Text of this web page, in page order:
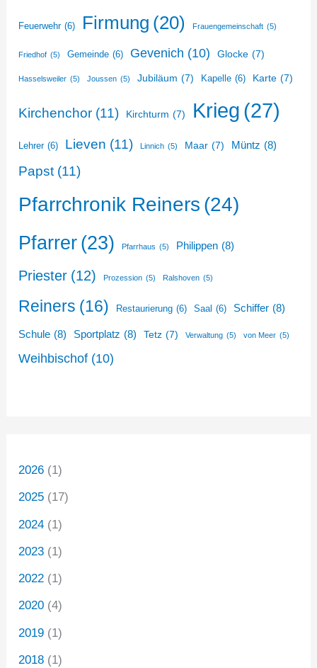
Feuerwehr (6) Firmung (20) Frauengemeinschaft (5)
Friedhof (5) Gemeinde (6) Gevenich (10) Glocke (7)
Hasselsweiler (5) Joussen (5) Jubiläum (7) Kapelle (6) Karte (7)
Kirchenchor (11) Kirchturm (7) Krieg (27)
Lehrer (6) Lieven (11) Linnich (5) Maar (7) Müntz (8)
Papst (11)
Pfarrchronik Reiners (24)
Pfarrer(23) Pfarrhaus (5) Philippen (8)
Priester (12) Prozession (5) Ralshoven (5)
Reiners (16) Restaurierung (6) Saal (6) Schiffer (8)
Schule (8) Sportplatz (8) Tetz (7) Verwaltung (5) von Meer (5)
Weihbischof (10)
2026 (1)
2025 (17)
2024 (1)
2023 (1)
2022 (1)
2020 (4)
2019 (1)
2018 (1)